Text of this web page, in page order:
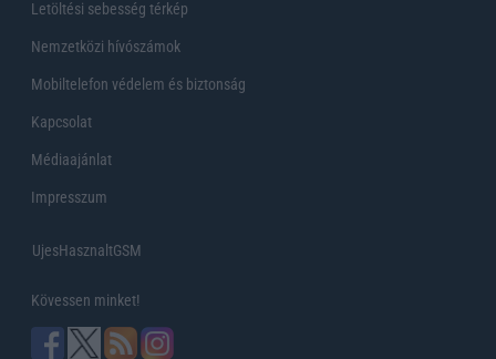
Letöltési sebesség térkép
Nemzetközi hívószámok
Mobiltelefon védelem és biztonság
Kapcsolat
Médiaajánlat
Impresszum
UjesHasznaltGSM
Kövessen minket!